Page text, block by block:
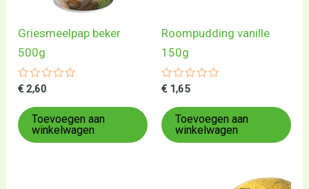
Griesmeelpap beker
500g
Gewaardeerd
uit
5
€ 2,60
Toevoegen aan
winkelwagen
Roompudding vanille
150g
Gewaardeerd
uit
5
€ 1,65
Toevoegen aan
winkelwagen